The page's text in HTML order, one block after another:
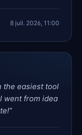
8 juil. 2026, 11:00
the easiest tool
went from idea
”